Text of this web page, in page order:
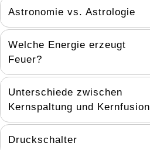
Astronomie vs. Astrologie
Welche Energie erzeugt
Feuer?
Unterschiede zwischen
Kernspaltung und Kernfusion
Druckschalter